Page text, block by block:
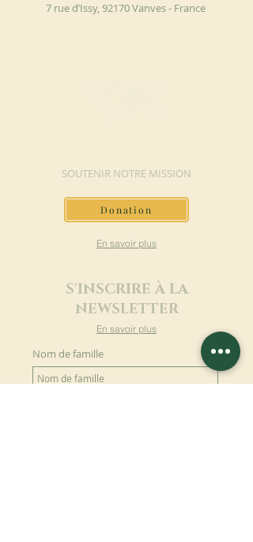
7 rue d’Issy, 92170 Vanves - France
SOUTENIR NOTRE MISSION
Donation
En savoir plus
S'INSCRIRE À LA
NEWSLETTER
En savoir plus
Nom de famille